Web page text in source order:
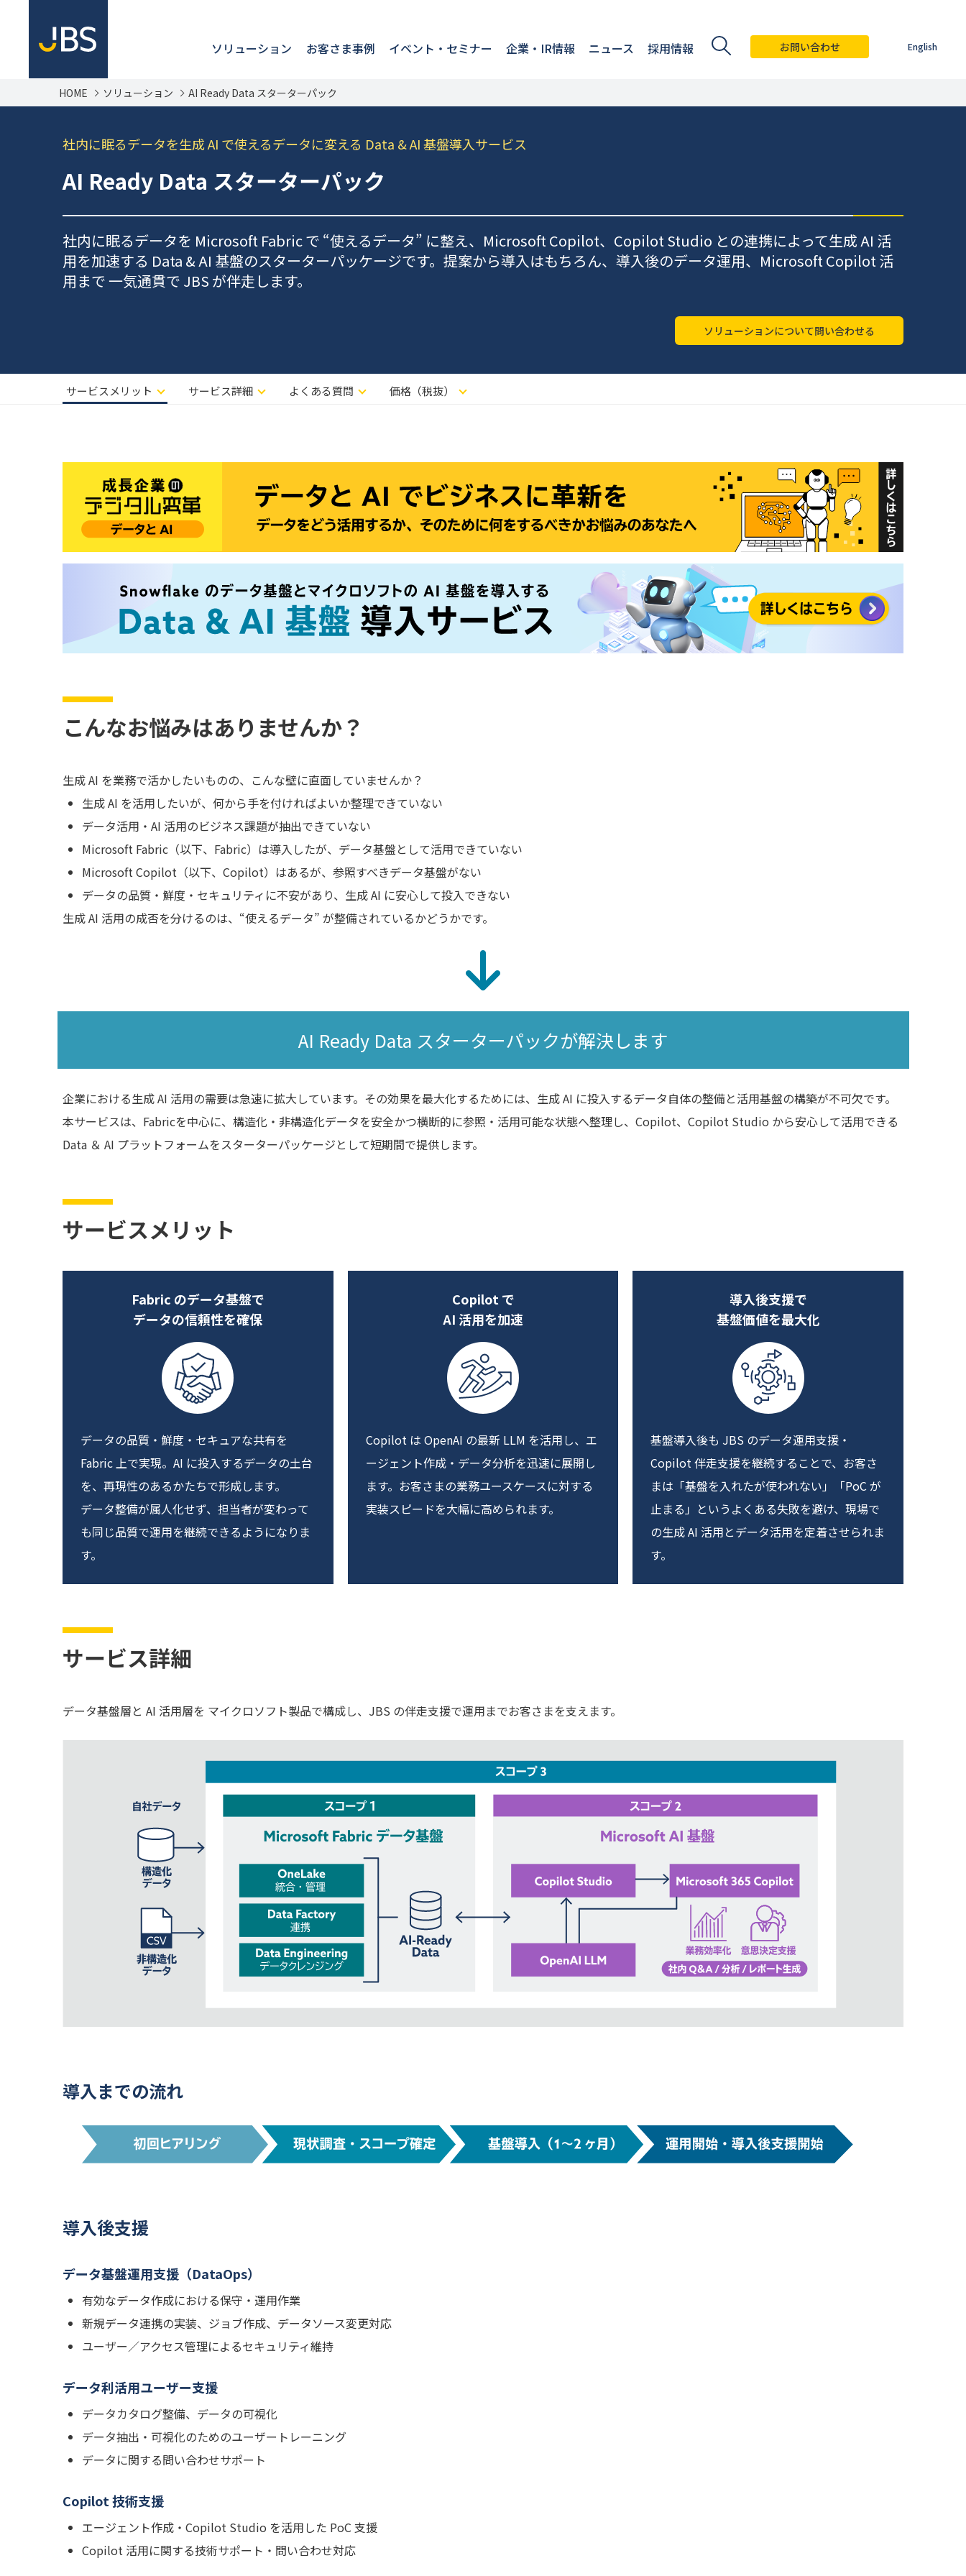
ソリューション お客さま事例 イベント・セミナー 企業・IR情報 ニュース 採用情報 お問い合わせ English
HOME ソリューション AI Ready Data スターターパック
社内に眠るデータを生成 AI で使えるデータに変える Data & AI 基盤導入サービス
AI Ready Data スターターパック
社内に眠るデータを Microsoft Fabric で “使えるデータ” に整え、Microsoft Copilot、Copilot Studio との連携によって生成 AI 活
用を加速する Data & AI 基盤のスターターパッケージです。提案から導入はもちろん、導入後のデータ運用、Microsoft Copilot 活
用まで 一気通貫で JBS が伴走します。
ソリューションについて問い合わせる
サービスメリット サービス詳細 よくある質問 価格（税抜）
こんなお悩みはありませんか？
生成 AI を業務で活かしたいものの、こんな壁に直面していませんか？
生成 AI を活用したいが、何から手を付ければよいか整理できていない
データ活用・AI 活用のビジネス課題が抽出できていない
Microsoft Fabric（以下、Fabric）は導入したが、データ基盤として活用できていない
Microsoft Copilot（以下、Copilot）はあるが、参照すべきデータ基盤がない
データの品質・鮮度・セキュリティに不安があり、生成 AI に安心して投入できない
生成 AI 活用の成否を分けるのは、“使えるデータ” が整備されているかどうかです。
AI Ready Data スターターパックが解決します
企業における生成 AI 活用の需要は急速に拡大しています。その効果を最大化するためには、生成 AI に投入するデータ自体の整備と活用基盤の構築が不可欠です。
本サービスは、Fabricを中心に、構造化・非構造化データを安全かつ横断的に参照・活用可能な状態へ整理し、Copilot、Copilot Studio から安心して活用できる
Data ＆ AI プラットフォームをスターターパッケージとして短期間で提供します。
サービスメリット
Fabric のデータ基盤で
データの信頼性を確保
データの品質・鮮度・セキュアな共有を
Fabric 上で実現。AI に投入するデータの土台
を、再現性のあるかたちで形成します。
データ整備が属人化せず、担当者が変わって
も同じ品質で運用を継続できるようになりま
す。
Copilot で
AI 活用を加速
Copilot は OpenAI の最新 LLM を活用し、エ
ージェント作成・データ分析を迅速に展開し
ます。お客さまの業務ユースケースに対する
実装スピードを大幅に高められます。
導入後支援で
基盤価値を最大化
基盤導入後も JBS のデータ運用支援・
Copilot 伴走支援を継続することで、お客さ
まは「基盤を入れたが使われない」「PoC が
止まる」というよくある失敗を避け、現場で
の生成 AI 活用とデータ活用を定着させられま
す。
サービス詳細
データ基盤層と AI 活用層を マイクロソフト製品で構成し、JBS の伴走支援で運用までお客さまを支えます。
導入までの流れ
導入後支援
データ基盤運用支援（DataOps）
有効なデータ作成における保守・運用作業
新規データ連携の実装、ジョブ作成、データソース変更対応
ユーザー／アクセス管理によるセキュリティ維持
データ利活用ユーザー支援
データカタログ整備、データの可視化
データ抽出・可視化のためのユーザートレーニング
データに関する問い合わせサポート
Copilot 技術支援
エージェント作成・Copilot Studio を活用した PoC 支援
Copilot 活用に関する技術サポート・問い合わせ対応